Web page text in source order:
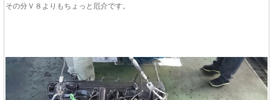
その分Ｖ８よりもちょっと厄介です。